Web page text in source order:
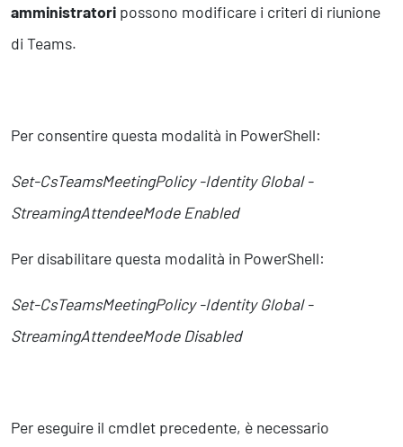
amministratori possono modificare i criteri di riunione
di Teams.
Per consentire questa modalità in PowerShell:
Set-CsTeamsMeetingPolicy -Identity Global -
StreamingAttendeeMode Enabled
Per disabilitare questa modalità in PowerShell:
Set-CsTeamsMeetingPolicy -Identity Global -
StreamingAttendeeMode Disabled
Per eseguire il cmdlet precedente, è necessario